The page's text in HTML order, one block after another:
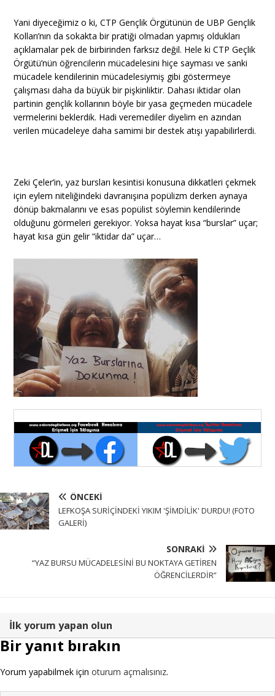
Yani diyeceğimiz o ki, CTP Gençlik Örgütünün de UBP Gençlik
Kolları’nın da sokakta bir pratiği olmadan yapmış oldukları
açıklamalar pek de birbirinden farksız değil. Hele ki CTP Geçlik
Örgütü’nün öğrencilerin mücadelesini hiçe sayması ve sanki
mücadele kendilerinin mücadelesiymiş gibi göstermeye
çalışması daha da büyük bir pişkinliktir. Dahası iktidar olan
partinin gençlik kollarının böyle bir yasa geçmeden mücadele
vermelerini beklerdik. Hadi veremediler diyelim en azından
verilen mücadeleye daha samimi bir destek atışı yapabilirlerdi.
Zeki Çeler’in, yaz bursları kesintisi konusuna dikkatleri çekmek
için eylem niteliğindeki davranışına popülizm derken aynaya
dönüp bakmalarını ve esas popülist söylemin kendilerinde
olduğunu görmeleri gerekiyor. Yoksa hayat kısa “burslar” uçar;
hayat kısa gün gelir “iktidar da” uçar…
ÖNCEKI
LEFKOŞA SURİÇİNDEKİ YIKIM 'ŞİMDİLİK' DURDU! (FOTO
GALERİ)
SONRAKI
“YAZ BURSU MÜCADELESİNİ BU NOKTAYA GETİREN
ÖĞRENCİLERDİR”
İlk yorum yapan olun
Bir yanıt bırakın
Yorum yapabilmek için oturum açmalısınız.